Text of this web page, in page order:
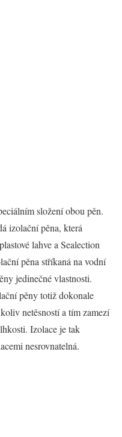
složení obou pěn.
izolační pěna, která
lahve a Sealection
pěna stříkaná na vodní
jedinečné vlastnosti.
pěny totiž dokonale
netěsností a tím zamezí
Izolace je tak
nesrovnatelná.